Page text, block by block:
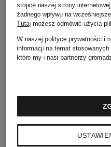
Emily
VAN
DEN
stopce naszej strony
żadnego wpływu na
Tutaj możesz odmówić użycia
W naszejpolityce prywatności i
informacji na temat
które my i nasi partnerzy